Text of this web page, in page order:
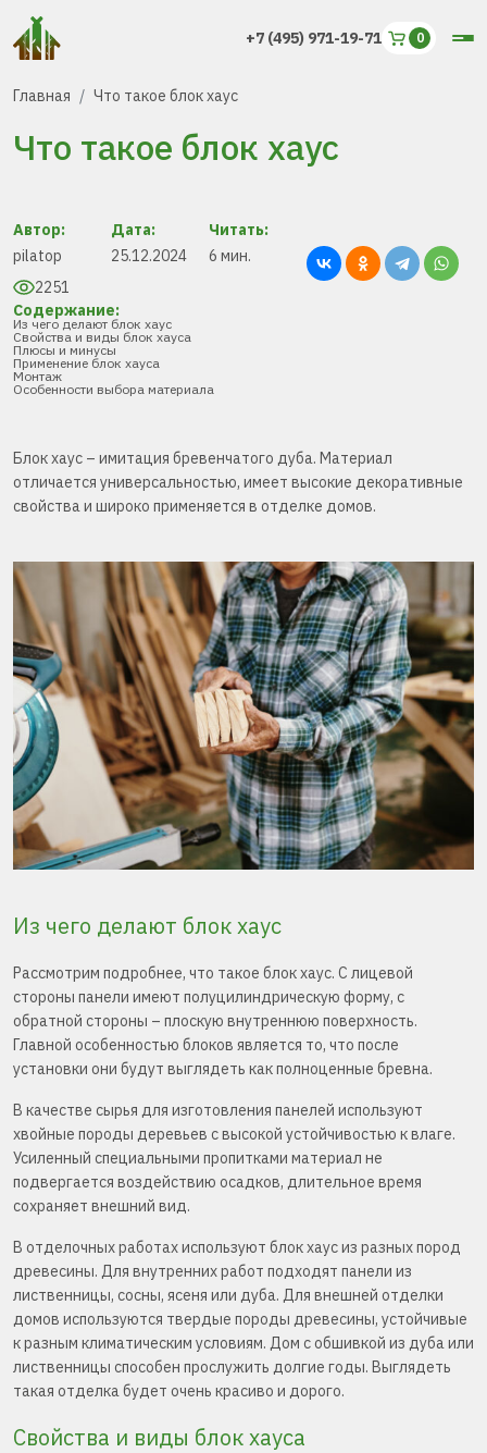
+7 (495) 971-19-71
Главная Что такое блок хаус
Что такое блок хаус
Автор:
pilatop
Дата:
25.12.2024
Читать:
6 мин.
2251
Содержание:
Из чего делают блок хаус
Свойства и виды блок хауса
Плюсы и минусы
Применение блок хауса
Монтаж
Особенности выбора материала
Блок хаус – имитация бревенчатого дуба. Материал
отличается универсальностью, имеет высокие декоративные
свойства и широко применяется в отделке домов.
Из чего делают блок хаус
Рассмотрим подробнее, что такое блок хаус. С лицевой
стороны панели имеют полуцилиндрическую форму, с
обратной стороны – плоскую внутреннюю поверхность.
Главной особенностью блоков является то, что после
установки они будут выглядеть как полноценные бревна.
В качестве сырья для изготовления панелей используют
хвойные породы деревьев с высокой устойчивостью к влаге.
Усиленный специальными пропитками материал не
подвергается воздействию осадков, длительное время
сохраняет внешний вид.
В отделочных работах используют блок хаус из разных пород
древесины. Для внутренних работ подходят панели из
лиственницы, сосны, ясеня или дуба. Для внешней отделки
домов используются твердые породы древесины, устойчивые
к разным климатическим условиям. Дом с обшивкой из дуба или
лиственницы способен прослужить долгие годы. Выглядеть
такая отделка будет очень красиво и дорого.
Свойства и виды блок хауса